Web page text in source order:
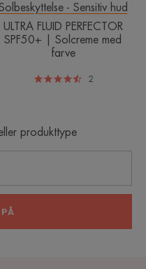
- Sensitiv hud
ULTRA FLUID PERFECTOR
SPF50+ | Solcreme med
farve
2
produkttype